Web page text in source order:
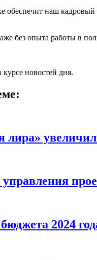
наш
без опыта работы в
новостей дня.
2024